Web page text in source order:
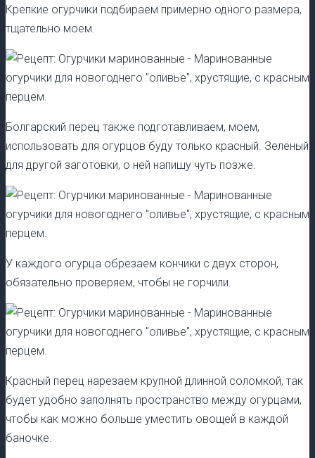
Крепкие огурчики подбираем примерно одного размера,
тщательно моем.
Болгарский перец также подготавливаем, моем,
использовать для огурцов буду только красный. Зелёный
для другой заготовки, о ней напишу чуть позже.
У каждого огурца обрезаем кончики с двух сторон,
обязательно проверяем, чтобы не горчили.
Красный перец нарезаем крупной длинной соломкой, так
будет удобно заполнять пространство между огурцами,
чтобы как можно больше уместить овощей в каждой
баночке.